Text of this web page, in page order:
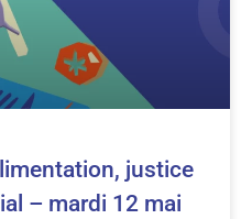
justice
– mardi 12 mai